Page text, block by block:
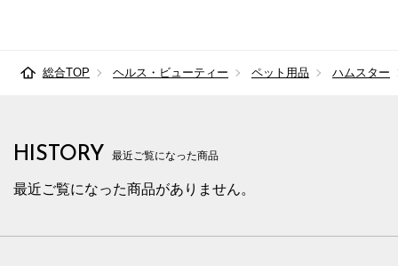
総合TOP ヘルス・ビューティー ペット用品 ハムスター
HISTORY 最近ご覧になった商品
最近ご覧になった商品がありません。